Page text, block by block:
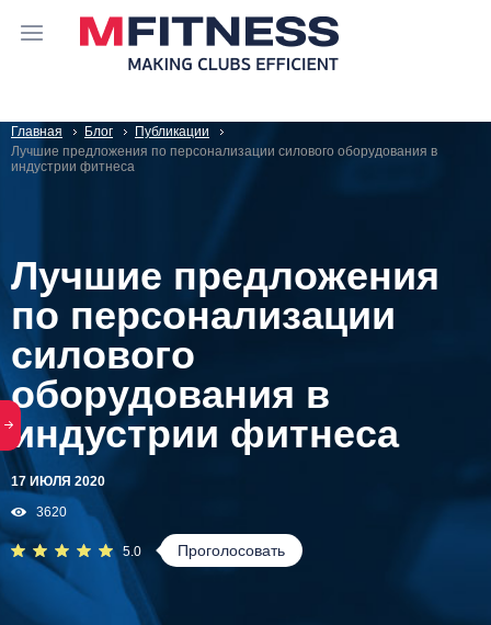
Главная Блог
Публикации
Лучшие предложения по персонализации силового оборудования в
индустрии фитнеса
Лучшие предложения
по персонализации
силового
оборудования в
индустрии фитнеса
17 ИЮЛЯ 2020
3620
5.0 Проголосовать